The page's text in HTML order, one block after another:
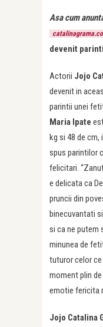
Asa cum
devenit
Actorii Jojo
devenit in
parintii unei
Maria Ipate
kg si 48 de
spus parintilor
felicitari.
e delicata ca
pruncii din
binecuvantati
si ca ne putem
minunea de
tuturor celor
moment plin
emotie fericita
Jojo Catalina